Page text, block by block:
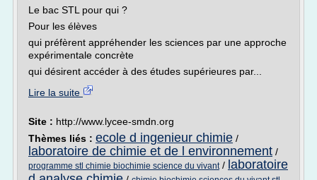
Le bac STL pour qui ?
Pour les élèves
qui préfèrent appréhender les sciences par une approche
expérimentale concrète
qui désirent accéder à des études supérieures par...
Lire la suite
Site : http://www.lycee-smdn.org
Thèmes liés : ecole d ingenieur chimie /
laboratoire de chimie et de l environnement /
programme stl chimie biochimie science du vivant/ laboratoire